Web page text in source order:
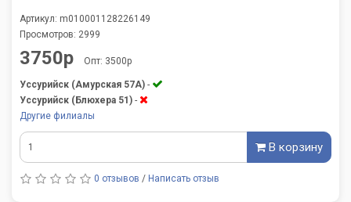
Артикул: m010001128226149
Просмотров: 2999
3750р Опт: 3500р
Уссурийск (Амурская 57А) -
Уссурийск (Блюхера 51) -
Другие филиалы
В корзину
0 отзывов / Написать отзыв